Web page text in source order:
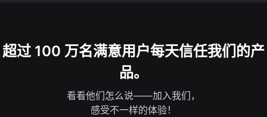
超过 100 万名满意用户每天信任我们的产
品。
看看他们怎么说——加入我们，
感受不一样的体验！